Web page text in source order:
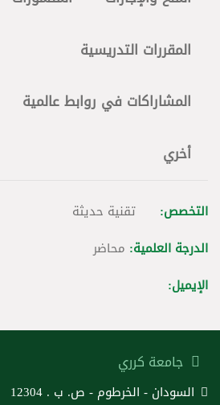
المقررات التدريسية
المشاراكات في روابط عالمية
أخري
التخصص:
تقنية حديثة
الدرجة العلمية: محاضر
الإيميل:
جامعة كرري
السودان - الخرطوم - ص. ب . 12304